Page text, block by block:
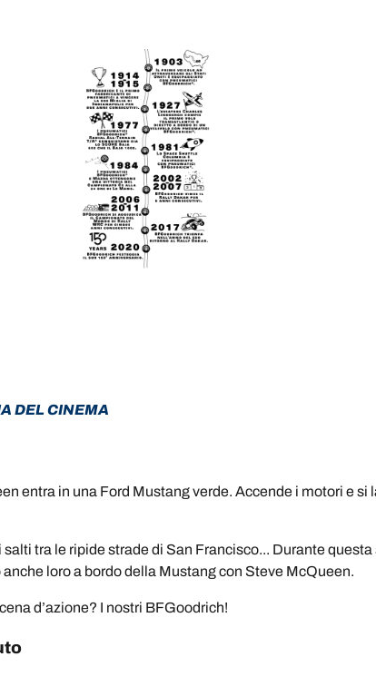
DEL CINEMA
entra in una Ford Mustang verde. Accende i motori e
tra le ripide strade di San Francisco... Durante questa
loro a bordo della Mustang con Steve McQueen.
d’azione? I nostri BFGoodrich!